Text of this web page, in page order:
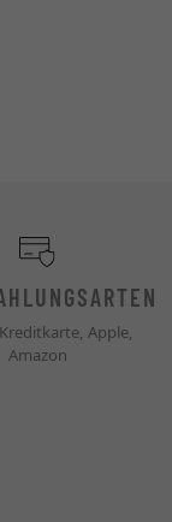
Apple,
Amazon